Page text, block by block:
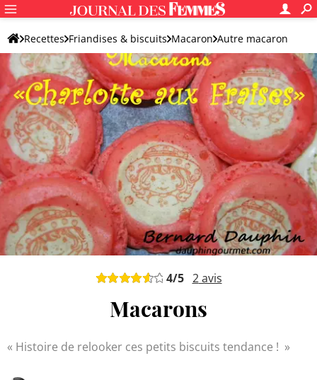
Recettes Friandises & biscuits Macaron Autre macaron
4/5 2avis
Macarons
Histoire de relooker ces petits biscuits tendance !